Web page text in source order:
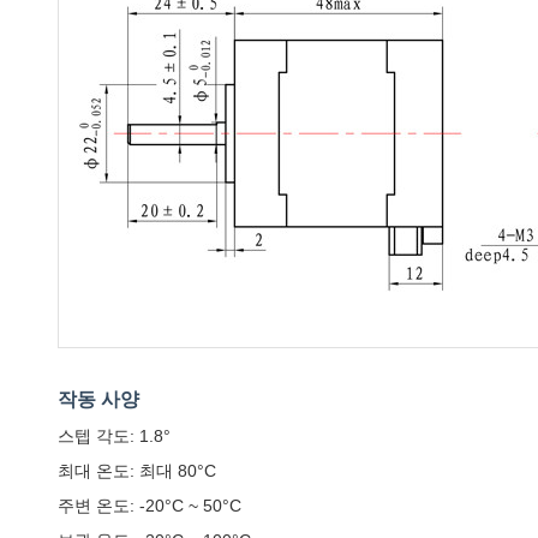
작동 사양
스텝 각도: 1.8°
최대 온도: 최대 80°C
주변 온도: -20°C ~ 50°C